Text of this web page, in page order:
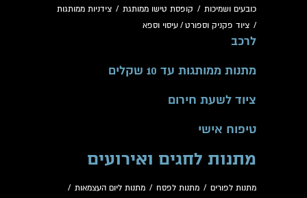
כובעים ושמיכות / קופסת טישו ממותגת / צידניות ממותגות
/ ציוד פקניק וספורט / עיסוי וספא
לרכב
מתנות ממותגות עד 10 שקלים
ציוד לשעת חירום
טיפוח אישי
מתנות לחגים ואירועים
מתנות לפורים / מתנות לפסח / מתנות ליום העצמאות /